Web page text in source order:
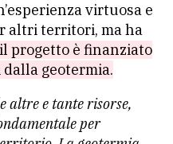
virtuosa e
altri territori, ma ha
progetto è finanziato
geotermia.
altre e tante risorse,
per